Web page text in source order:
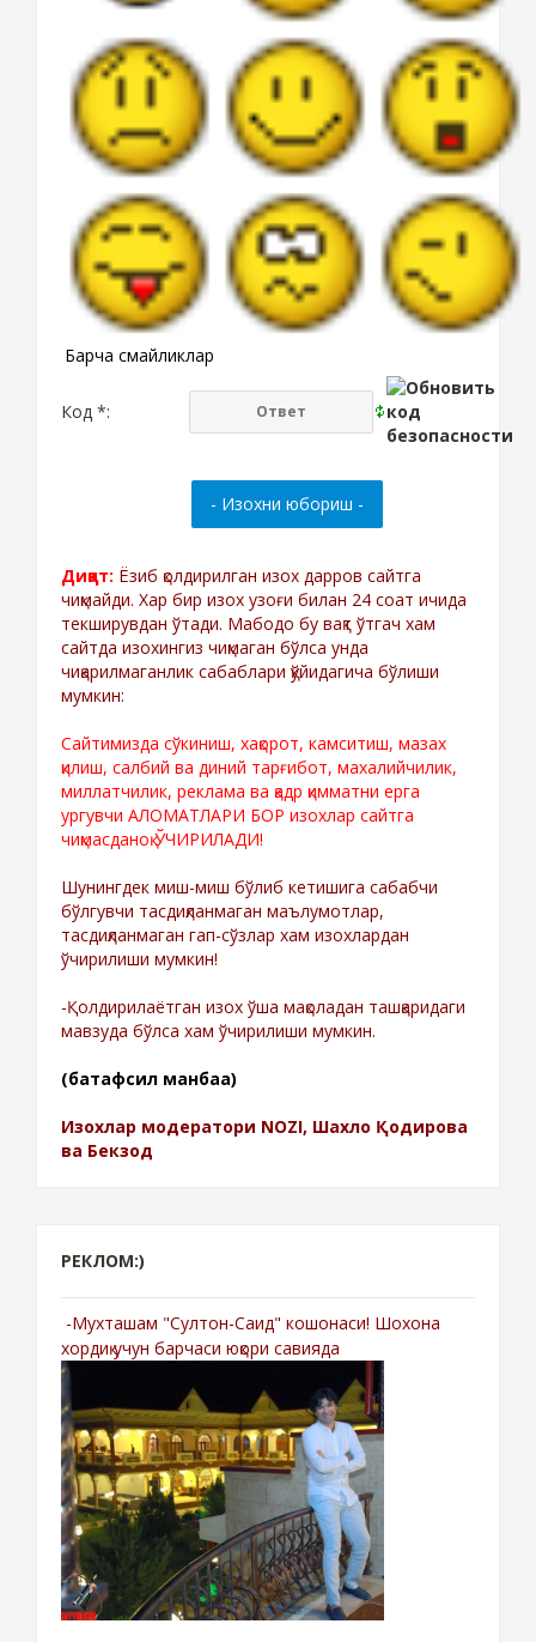
Барча смайликлар
Код *:
Диққат: Ёзиб қолдирилган изох дарров сайтга
чиқмайди. Хар бир изох узоғи билан 24 соат ичида
текширувдан ўтади. Мабодо бу вақт ўтгач хам
сайтда изохингиз чиқмаган бўлса унда
чиқарилмаганлик сабаблари қўйидагича бўлиши
мумкин:
Сайтимизда сўкиниш, хақорот, камситиш, мазах
қилиш, салбий ва диний тарғибот, махалийчилик,
миллатчилик, реклама ва қадр қимматни ерга
ургувчи АЛОМАТЛАРИ БОР изохлар сайтга
чиқмасданоқ ЎЧИРИЛАДИ!
Шунингдек миш-миш бўлиб кетишига сабабчи
бўлгувчи тасдиқланмаган маълумотлар,
тасдиқланмаган гап-сўзлар хам изохлардан
ўчирилиши мумкин!
-Қолдирилаётган изох ўша мақоладан ташқаридаги
мавзуда бўлса хам ўчирилиши мумкин.
(батафсил манбаа)
Изохлар модератори NOZI, Шахло Қодирова
ва Бекзод
РЕКЛОМ:)
-Мухташам "Султон-Саид" кошонаси! Шохона
хордиқ учун барчаси юқори савияда